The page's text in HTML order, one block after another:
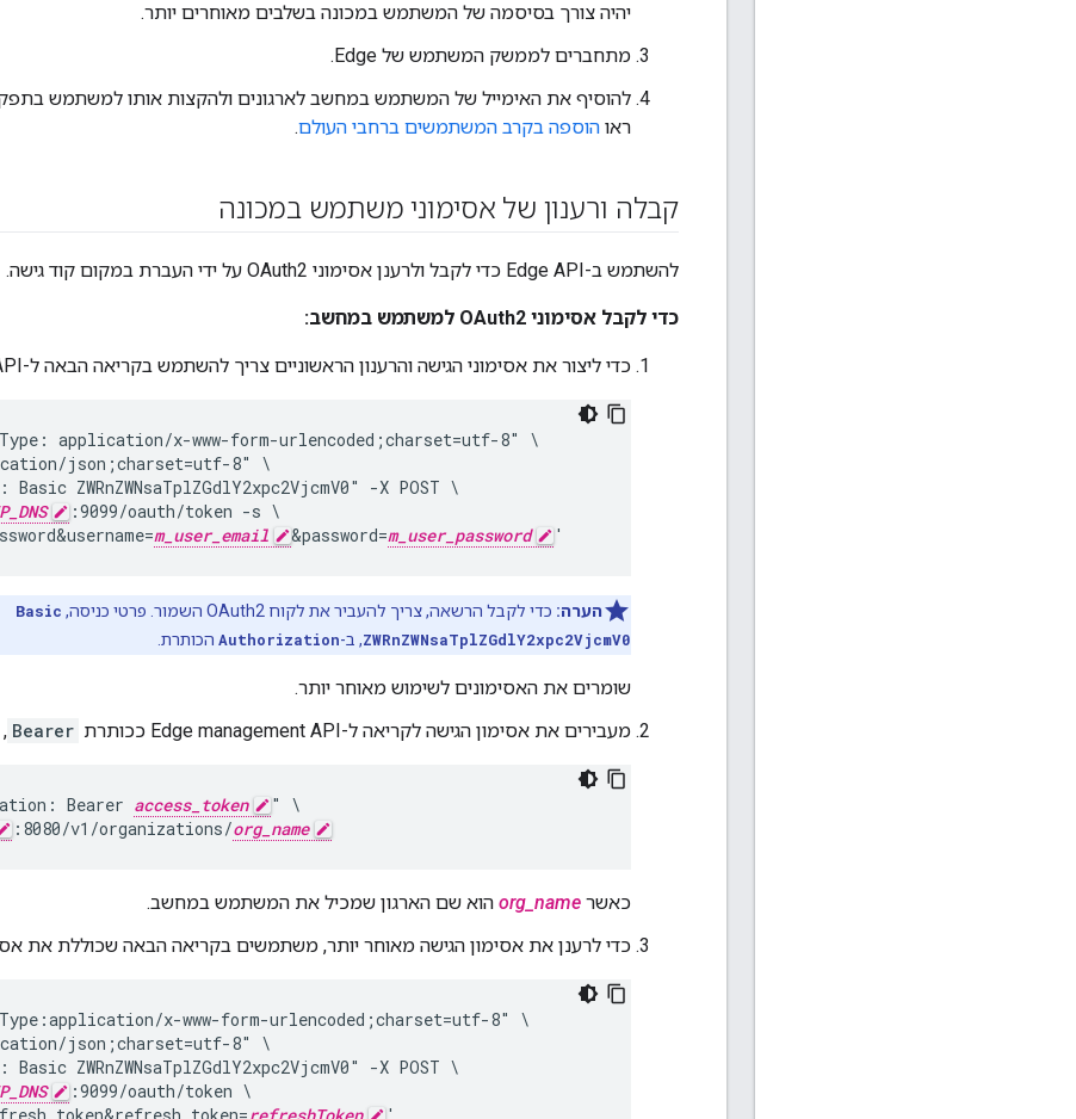
יהיה צורך בסיסמה של המשתמש במכונה בשלבים מאוחרים יותר.
מתחברים לממשק המשתמש של Edge.
להוסיף את האימייל של המשתמש במחשב לארגונים ולהקצות אותו למשתמש
ראו הוספה בקרב המשתמשים ברחבי העולם.
קבלה ורענון של אסימוני משתמש במכונה
להשתמש ב-Edge API כדי לקבל ולרענן אסימוני OAuth2 על ידי העברת במקום קוד גישה.
כדי לקבל אסימוני OAuth2 למשתמש במחשב:
כדי ליצור את אסימוני הגישה והרענון הראשוניים צריך להשתמש בקריאה הבאה ל-API:
application/x-www-form-urlencoded;charset=utf-8" \
json;charset=utf-8" \
Basic ZWRnZWNsaTplZGdlY2xpc2VjcmV0" -X POST \
:9099/oauth/token -s \
m_user_email &password=m_user_password '
הערה: כדי לקבל הרשאה, צריך להעביר את לקוח OAuth2 השמור. פרטי כניסה,
Basic
ZWRnZWNsaTplZGdlY2xpc2VjcmV0, ב-Authorization הכותרת.
שומרים את האסימונים לשימוש מאוחר יותר.
מעבירים את אסימון הגישה לקריאה ל-Edge management API ככותרת
Bearer
Bearer access_token
" \
:8080/v1/organizations/org_name
כאשר org_name הוא שם הארגון שמכיל את המשתמש במחשב.
כדי לרענן את אסימון הגישה מאוחר יותר, משתמשים בקריאה הבאה שכוללת את
x-www-form-urlencoded;charset=utf-8" \
json;charset=utf-8" \
Basic ZWRnZWNsaTplZGdlY2xpc2VjcmV0" -X POST \
:9099/oauth/token \